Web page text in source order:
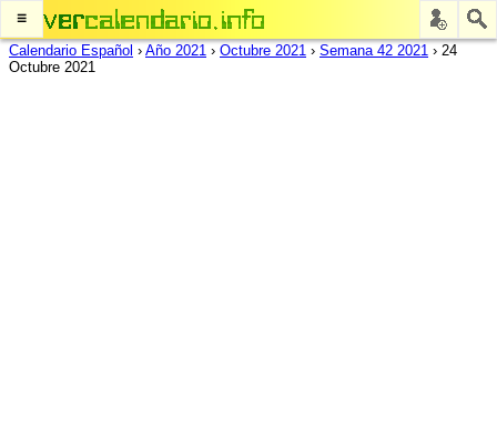
≡
Calendario Español › Año 2021 › Octubre 2021 › Semana 42 2021 › 24
Octubre 2021